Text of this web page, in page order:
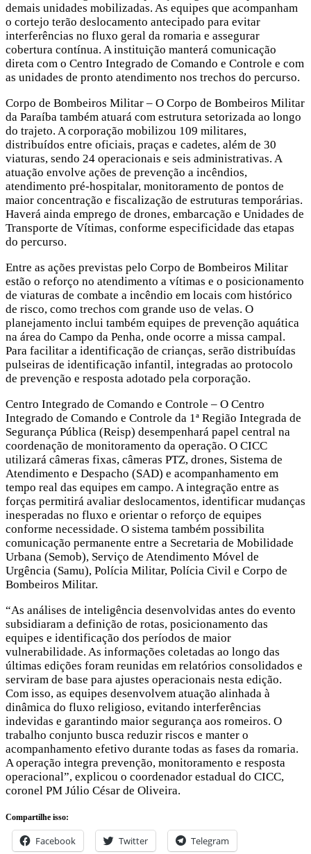
demais unidades mobilizadas. As equipes que acompanham
o cortejo terão deslocamento antecipado para evitar
interferências no fluxo geral da romaria e assegurar
cobertura contínua. A instituição manterá comunicação
direta com o Centro Integrado de Comando e Controle e com
as unidades de pronto atendimento nos trechos do percurso.
Corpo de Bombeiros Militar – O Corpo de Bombeiros Militar
da Paraíba também atuará com estrutura setorizada ao longo
do trajeto. A corporação mobilizou 109 militares,
distribuídos entre oficiais, praças e cadetes, além de 30
viaturas, sendo 24 operacionais e seis administrativas. A
atuação envolve ações de prevenção a incêndios,
atendimento pré-hospitalar, monitoramento de pontos de
maior concentração e fiscalização de estruturas temporárias.
Haverá ainda emprego de drones, embarcação e Unidades de
Transporte de Vítimas, conforme especificidade das etapas
do percurso.
Entre as ações previstas pelo Corpo de Bombeiros Militar
estão o reforço no atendimento a vítimas e o posicionamento
de viaturas de combate a incêndio em locais com histórico
de risco, como trechos com grande uso de velas. O
planejamento inclui também equipes de prevenção aquática
na área do Campo da Penha, onde ocorre a missa campal.
Para facilitar a identificação de crianças, serão distribuídas
pulseiras de identificação infantil, integradas ao protocolo
de prevenção e resposta adotado pela corporação.
Centro Integrado de Comando e Controle – O Centro
Integrado de Comando e Controle da 1ª Região Integrada de
Segurança Pública (Reisp) desempenhará papel central na
coordenação de monitoramento da operação. O CICC
utilizará câmeras fixas, câmeras PTZ, drones, Sistema de
Atendimento e Despacho (SAD) e acompanhamento em
tempo real das equipes em campo. A integração entre as
forças permitirá avaliar deslocamentos, identificar mudanças
inesperadas no fluxo e orientar o reforço de equipes
conforme necessidade. O sistema também possibilita
comunicação permanente entre a Secretaria de Mobilidade
Urbana (Semob), Serviço de Atendimento Móvel de
Urgência (Samu), Polícia Militar, Polícia Civil e Corpo de
Bombeiros Militar.
“As análises de inteligência desenvolvidas antes do evento
subsidiaram a definição de rotas, posicionamento das
equipes e identificação dos períodos de maior
vulnerabilidade. As informações coletadas ao longo das
últimas edições foram reunidas em relatórios consolidados e
serviram de base para ajustes operacionais nesta edição.
Com isso, as equipes desenvolvem atuação alinhada à
dinâmica do fluxo religioso, evitando interferências
indevidas e garantindo maior segurança aos romeiros. O
trabalho conjunto busca reduzir riscos e manter o
acompanhamento efetivo durante todas as fases da romaria.
A operação integra prevenção, monitoramento e resposta
operacional”, explicou o coordenador estadual do CICC,
coronel PM Júlio César de Oliveira.
Compartilhe isso:
Facebook Twitter Telegram